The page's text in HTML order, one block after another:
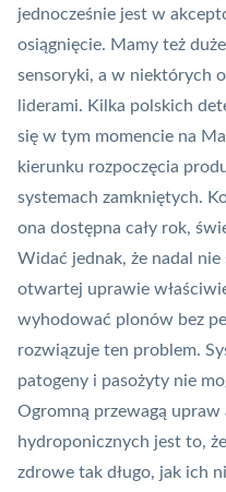
jednocześnie jest w
osiągnięcie. Mamy też
sensoryki, a w niektórych
liderami. Kilka polskich
się w tym momencie na
kierunku rozpoczęcia
systemach zamkniętych.
ona dostępna cały rok,
Widać jednak, że nadal
otwartej uprawie
wyhodować plonów bez
rozwiązuje ten problem.
patogeny i pasożyty nie
Ogromną przewagą
hydroponicznych jest to,
zdrowe tak długo, jak ich